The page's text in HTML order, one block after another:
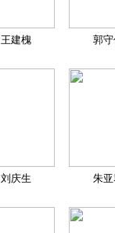
王建槐 郭守
刘庆生 朱亚